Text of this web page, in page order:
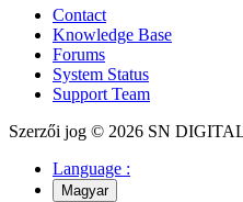
Contact
Knowledge Base
Forums
System Status
Support Team
Szerzői jog © 2026 SN
Language :
Magyar